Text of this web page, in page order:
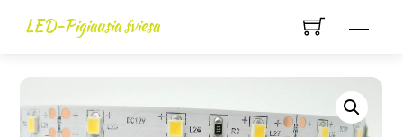
LED-Pigiausia šviesa